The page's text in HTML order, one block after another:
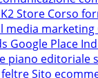
Store Corso
media marketing
Google Place
piano editoriale
Sito